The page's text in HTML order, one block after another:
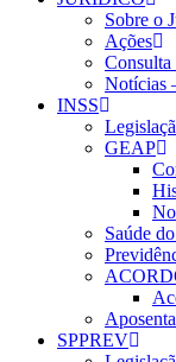
Sobre o
Ações
Notícias
INSS
GEAP
Saúde
SPPREV